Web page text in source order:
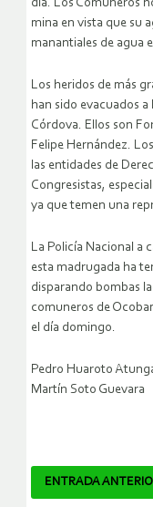
día. Los Comuneros
mina en vista que su
manantiales de agua
Los heridos de más
han sido evacuados
Córdova. Ellos son
Felipe Hernández.
las entidades de
Congresistas,
ya que temen una
La Policía Nacional a
esta madrugada ha
disparando bombas
comuneros de
el día domingo.
Pedro Huaroto
Martín Soto Guevara
ENTRADA